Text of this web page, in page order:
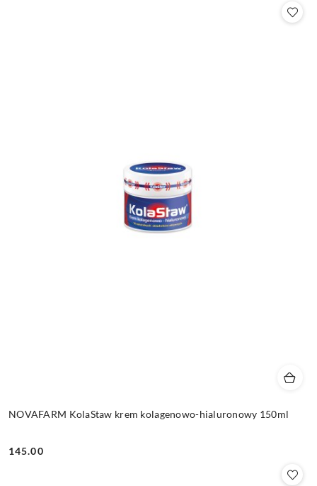
NOVAFARM KolaStaw krem kolagenowo-hialuronowy 150ml
Cena:
145.00